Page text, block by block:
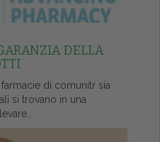
DELLA
di comunitŕ sia
si trovano in una